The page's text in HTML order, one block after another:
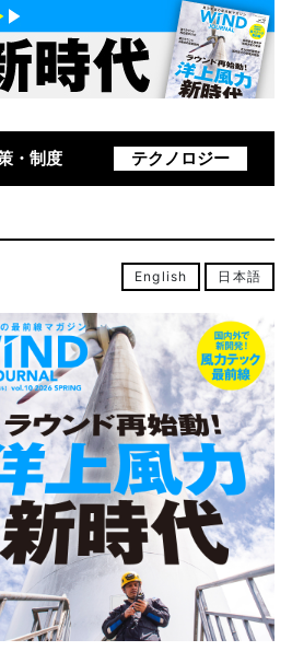
・制度 テクノロジー
English 日本語